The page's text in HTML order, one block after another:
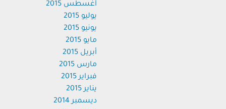
أغسطس 2015
يوليو 2015
يونيو 2015
مايو 2015
أبريل 2015
مارس 2015
فبراير 2015
يناير 2015
ديسمبر 2014